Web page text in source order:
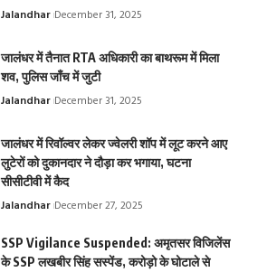
Jalandhar December 31, 2025
जालंधर में तैनात RTA अधिकारी का बाथरूम में मिला
शव, पुलिस जाँच में जुटी
Jalandhar December 31, 2025
जालंधर में रिवॉल्वर लेकर ज्वेलरी शॉप में लूट करने आए
लुटेरों को दुकानदार ने दौड़ा कर भगाया, घटना
सीसीटीवी में कैद
Jalandhar December 27, 2025
SSP Vigilance Suspended: अमृतसर विजिलेंस
के SSP लखबीर सिंह सस्पेंड, करोड़ो के घोटाले से